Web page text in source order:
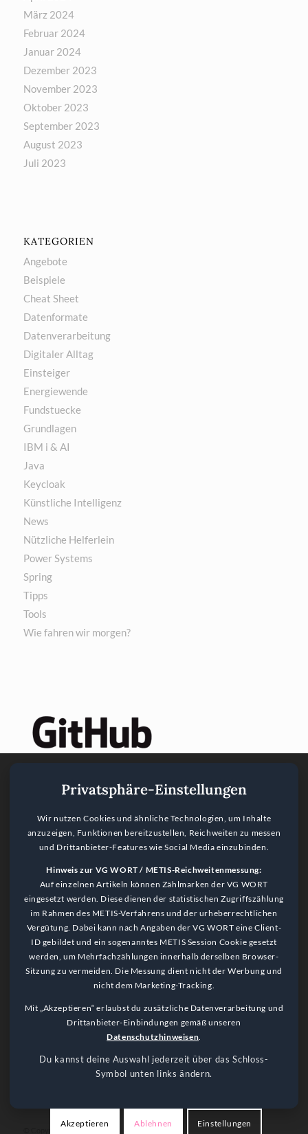
März 2024
Februar 2024
Januar 2024
Dezember 2023
November 2023
Oktober 2023
September 2023
August 2023
Juli 2023
KATEGORIEN
Angebote
Beispiele
Cheat Sheet
Datenformate
Datenverarbeitung
Digitaler Alltag
Einsteiger
Energiewende
Fundstuecke
Grundlagen
IBM i & AI
Java
Keycloak
Künstliche Intelligenz
News
Nützliche Helferlein
Power Systems
Spring
Tipps
Tools
Wie fahren wir morgen?
Language Notice
This website is primarily in German. Please use a browser plugin
for translation.
© Copyright - tiny-tool.de
Privatsphäre-Einstellungen
Wir nutzen Cookies und ähnliche Technologien, um Inhalte
anzuzeigen, Funktionen bereitzustellen, Reichweiten zu messen
und Drittanbieter-Features wie Social Media einzubinden.
Hinweis zur VG WORT / METIS-Reichweitenmessung:
Auf einzelnen Artikeln können Zählmarken der VG WORT
eingesetzt werden. Diese dienen der statistischen Zugriffszählung
im Rahmen des METIS-Verfahrens und der urheberrechtlichen
Vergütung. Dabei kann nach Angaben der VG WORT eine Client-
ID gebildet und ein sogenanntes METIS Session Cookie gesetzt
werden, um Mehrfachzählungen innerhalb derselben Browser-
Sitzung zu vermeiden. Die Messung dient nicht der Werbung und
nicht dem Marketing-Tracking.
Mit „Akzeptieren“ erlaubst du zusätzliche Datenverarbeitung und
Drittanbieter-Einbindungen gemäß unseren
Datenschutzhinweisen.
Du kannst deine Auswahl jederzeit über das Schloss-
Symbol unten links ändern.
Akzeptieren Ablehnen Einstellungen